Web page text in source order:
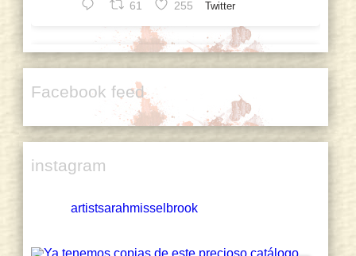
61 255 Twitter
Lo Pati Centre d'Art
24 Nov 2024
AVUI A#FEMMEINARTS2024
🗓 Diumenge 24N 📌 Lo Pati
⏳ 12.00h💜 Performance ritual Alminal
Ripoll, Gemma Ginovart i Sarah
Clara Albacete.
Facebook feed
instagram
artistsarahmisselbrook